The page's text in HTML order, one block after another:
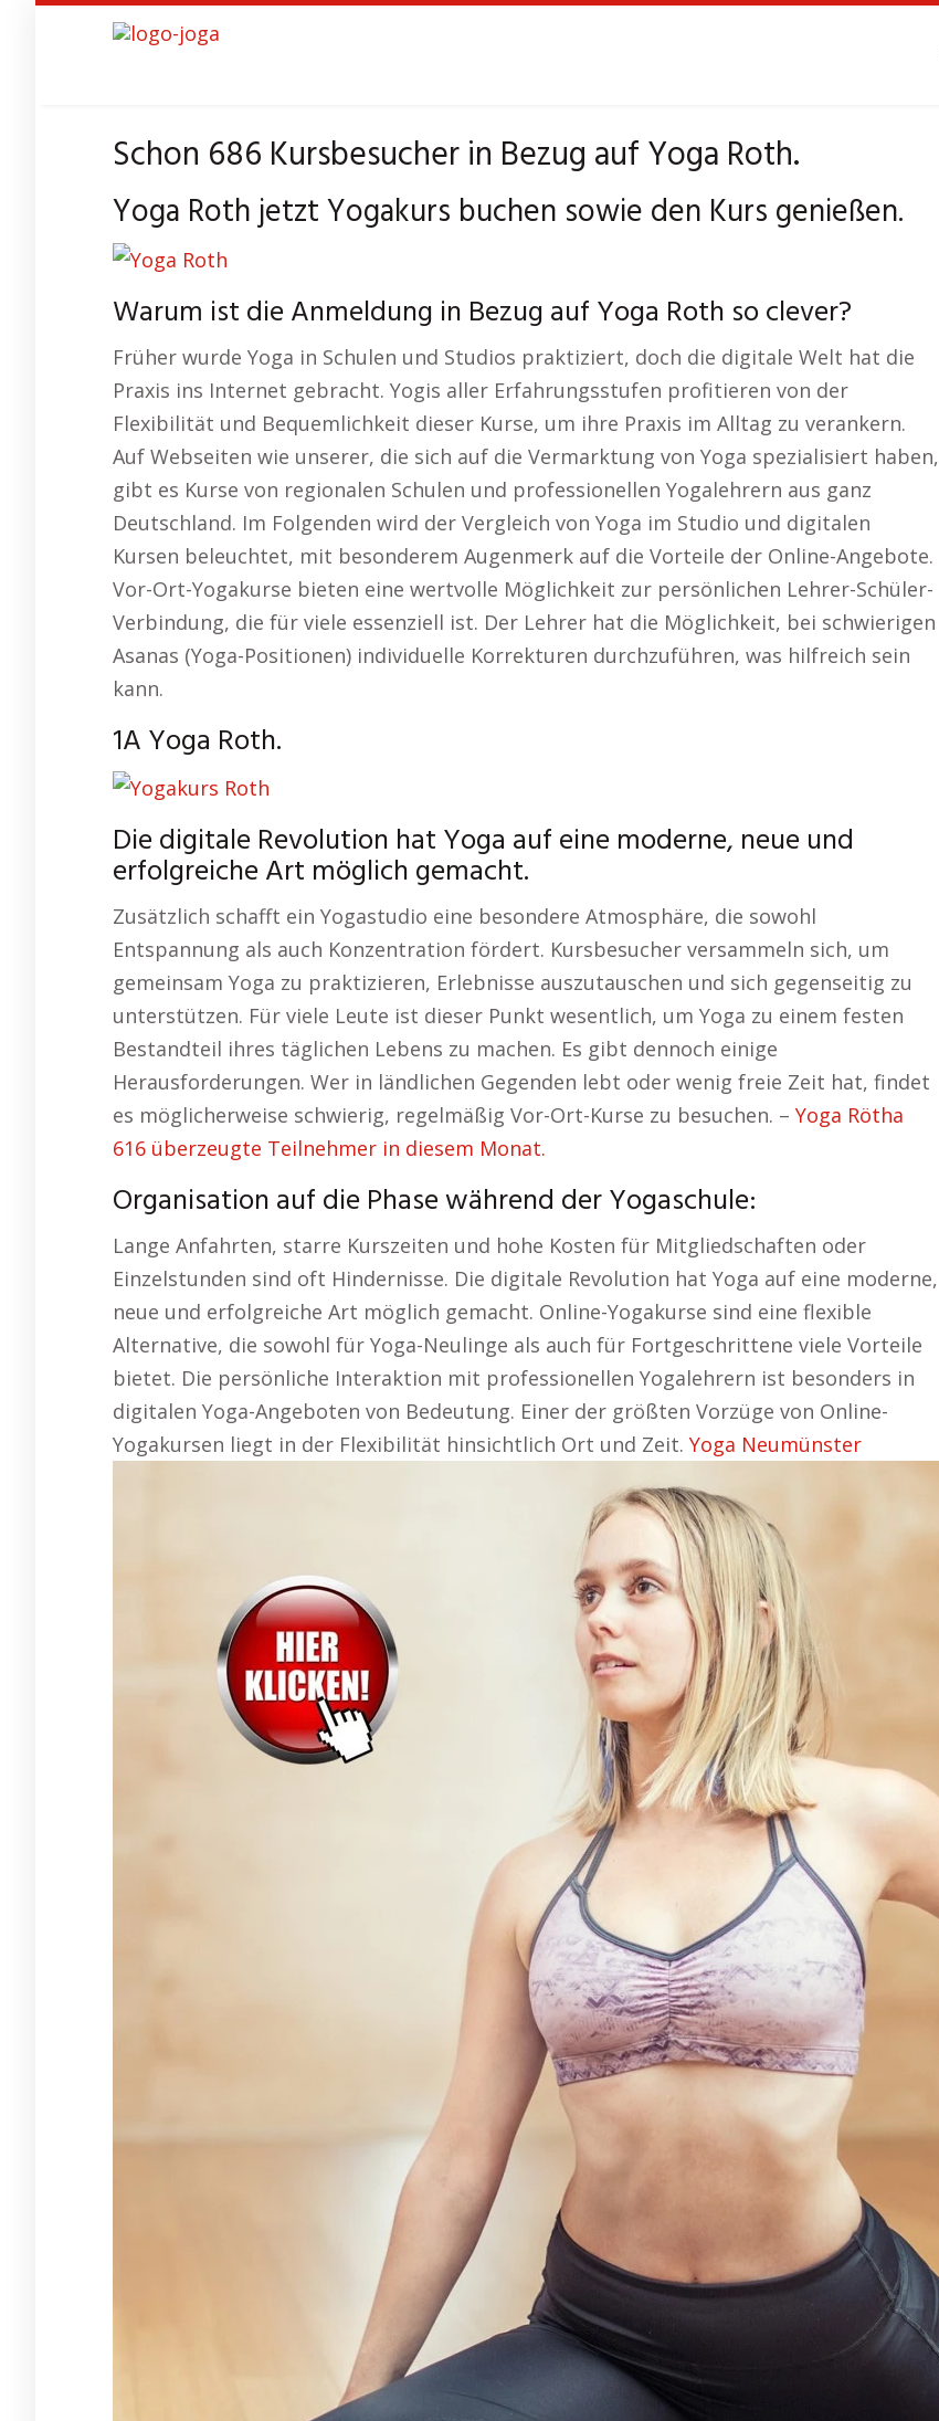
Schon 686 Kursbesucher in Bezug auf Yoga Roth.
Yoga Roth jetzt Yogakurs buchen sowie den Kurs genießen.
Warum ist die Anmeldung in Bezug auf Yoga Roth so clever?
Früher wurde Yoga in Schulen und Studios praktiziert, doch die digitale Welt hat die
Praxis ins Internet gebracht. Yogis aller Erfahrungsstufen profitieren von der
Flexibilität und Bequemlichkeit dieser Kurse, um ihre Praxis im Alltag zu verankern.
Auf Webseiten wie unserer, die sich auf die Vermarktung von Yoga spezialisiert haben,
gibt es Kurse von regionalen Schulen und professionellen Yogalehrern aus ganz
Deutschland. Im Folgenden wird der Vergleich von Yoga im Studio und digitalen
Kursen beleuchtet, mit besonderem Augenmerk auf die Vorteile der Online-Angebote.
Vor-Ort-Yogakurse bieten eine wertvolle Möglichkeit zur persönlichen Lehrer-Schüler-
Verbindung, die für viele essenziell ist. Der Lehrer hat die Möglichkeit, bei schwierigen
Asanas (Yoga-Positionen) individuelle Korrekturen durchzuführen, was hilfreich sein
kann.
1A Yoga Roth.
Die digitale Revolution hat Yoga auf eine moderne, neue und
erfolgreiche Art möglich gemacht.
Zusätzlich schafft ein Yogastudio eine besondere Atmosphäre, die sowohl
Entspannung als auch Konzentration fördert. Kursbesucher versammeln sich, um
gemeinsam Yoga zu praktizieren, Erlebnisse auszutauschen und sich gegenseitig zu
unterstützen. Für viele Leute ist dieser Punkt wesentlich, um Yoga zu einem festen
Bestandteil ihres täglichen Lebens zu machen. Es gibt dennoch einige
Herausforderungen. Wer in ländlichen Gegenden lebt oder wenig freie Zeit hat, findet
es möglicherweise schwierig, regelmäßig Vor-Ort-Kurse zu besuchen. – Yoga Rötha
616 überzeugte Teilnehmer in diesem Monat.
Organisation auf die Phase während der Yogaschule:
Lange Anfahrten, starre Kurszeiten und hohe Kosten für Mitgliedschaften oder
Einzelstunden sind oft Hindernisse. Die digitale Revolution hat Yoga auf eine moderne,
neue und erfolgreiche Art möglich gemacht. Online-Yogakurse sind eine flexible
Alternative, die sowohl für Yoga-Neulinge als auch für Fortgeschrittene viele Vorteile
bietet. Die persönliche Interaktion mit professionellen Yogalehrern ist besonders in
digitalen Yoga-Angeboten von Bedeutung. Einer der größten Vorzüge von Online-
Yogakursen liegt in der Flexibilität hinsichtlich Ort und Zeit. Yoga Neumünster